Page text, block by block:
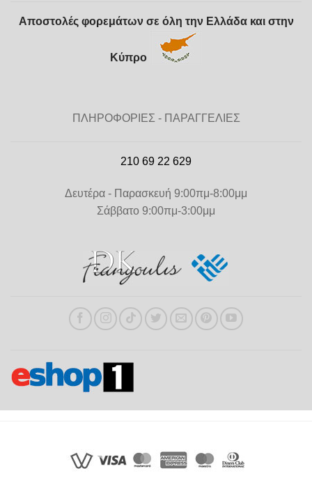
Αποστολές φορεμάτων σε όλη την Ελλάδα και στην
Κύπρο
ΠΛΗΡΟΦΟΡΙΕΣ - ΠΑΡΑΓΓΕΛΙΕΣ
210 69 22 629
Δευτέρα - Παρασκευή 9:00πμ-8:00μμ
Σάββατο 9:00πμ-3:00μμ